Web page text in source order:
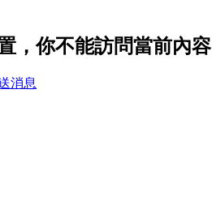
，你不能訪問當前內容
消息